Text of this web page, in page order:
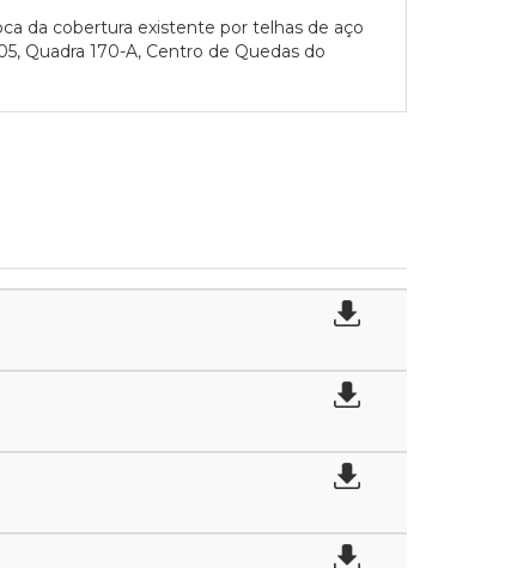
da cobertura existente por telhas de aço
Quadra 170-A, Centro de Quedas do